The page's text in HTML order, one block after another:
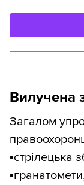
Вилучена
Загалом
▪️стрілецька
▪️